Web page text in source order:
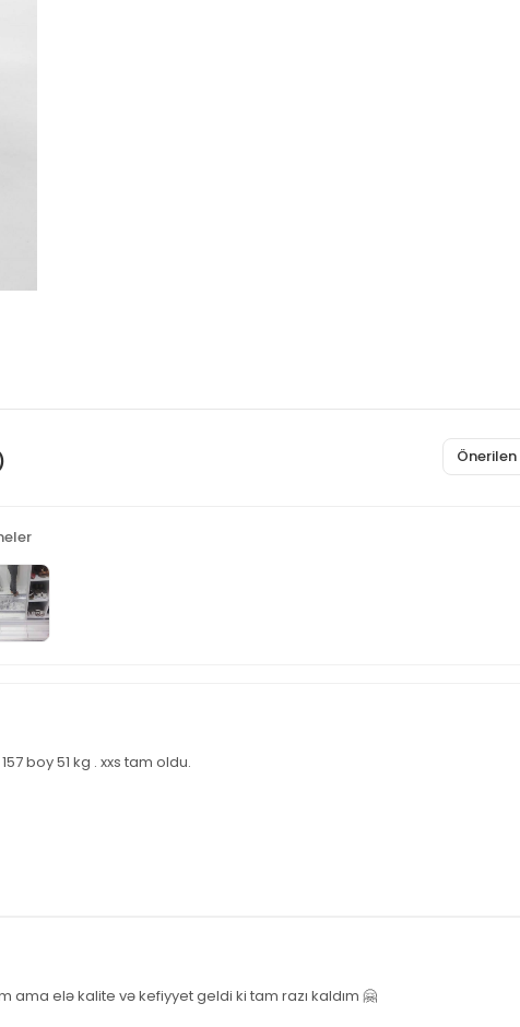
boy 51 kg . xxs tam oldu.
ama elə kalite və kefiyyet geldi ki tam razı kaldım 🤗